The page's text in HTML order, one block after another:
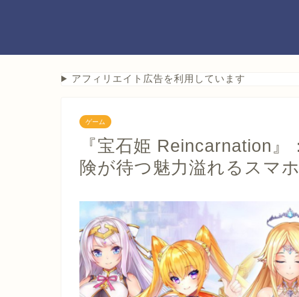
アフィリエイト広告を利用しています
ゲーム
『宝石姫 Reincarnation
険が待つ魅力溢れるスマ